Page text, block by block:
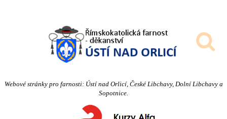
Webové stránky pro farnosti: Ústí nad Orlicí, České Libchavy, Dolní Libchavy a
Sopotnice.